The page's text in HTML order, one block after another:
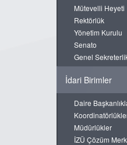
Mütevelli Heyeti
Rektörlük
Yönetim Kurulu
Senato
Genel
İdari Birimler
Daire
Müdürlükler
İZÜ Çözüm